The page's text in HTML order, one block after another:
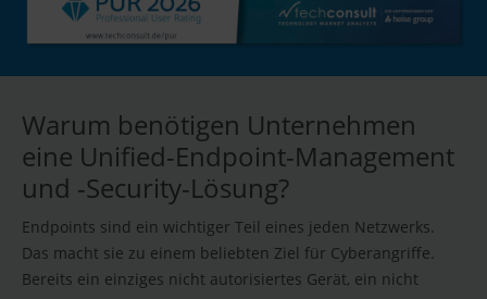
Warum benötigen Unternehmen
eine Unified-Endpoint-Management
und -Security-Lösung?
Endpoints sind ein wichtiger Teil eines jeden Netzwerks.
Das macht sie zu einem beliebten Ziel für Cyberangriffe.
Bereits ein einziges nicht autorisiertes Gerät, ein nicht